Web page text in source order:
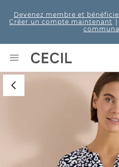
Devenez membre et
Créer un compte maintenant